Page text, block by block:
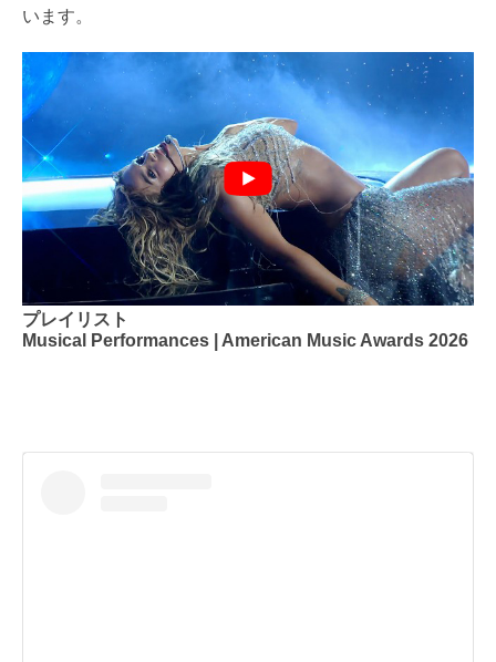
います。
プレイリスト
Musical Performances | American Music Awards 2026